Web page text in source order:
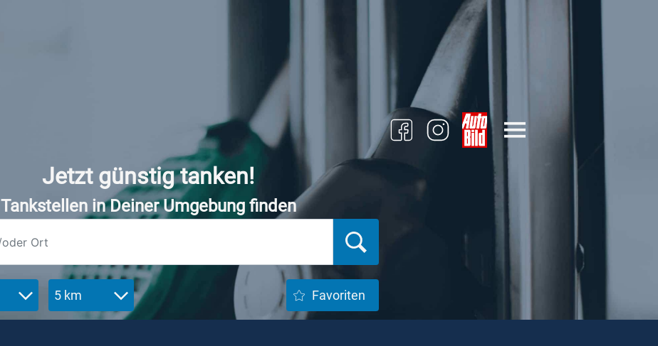
Jetzt günstig tanken!
Tankstellen in Deiner Umgebung finden
5 km Favoriten